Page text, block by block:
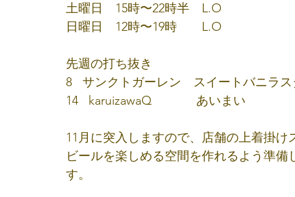
土曜日　15時〜22時半　L.O
日曜日　12時〜19時　　L.O
先週の打ち抜き
8   サンクトガーレン　スイートバニラス
14   karuizawaQ             あいまい
11月に突入しますので、店舗の上着掛
ビールを楽しめる空間を作れるよう準
す。